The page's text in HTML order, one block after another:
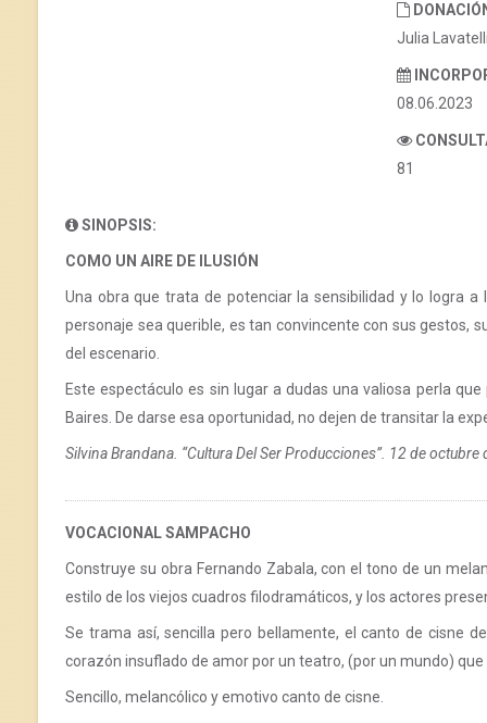
Julia
08.06.2023
81
SINOPSIS:
COMO UN AIRE DE ILUSIÓN
Una obra que trata de potenciar la sensibilidad y lo logra
personaje sea querible, es tan convincente con sus gestos,
del escenario.
Este espectáculo es sin lugar a dudas una valiosa perla
Baires. De darse esa oportunidad, no dejen de transitar la
Silvina Brandana. “Cultura Del Ser Producciones”. 12 de
VOCACIONAL SAMPACHO
Construye su obra Fernando Zabala, con el tono de un
estilo de los viejos cuadros filodramáticos, y los actores
Se trama así, sencilla pero bellamente, el canto de cisne
corazón insuflado de amor por un teatro, (por un mundo) que
Sencillo, melancólico y emotivo canto de cisne.